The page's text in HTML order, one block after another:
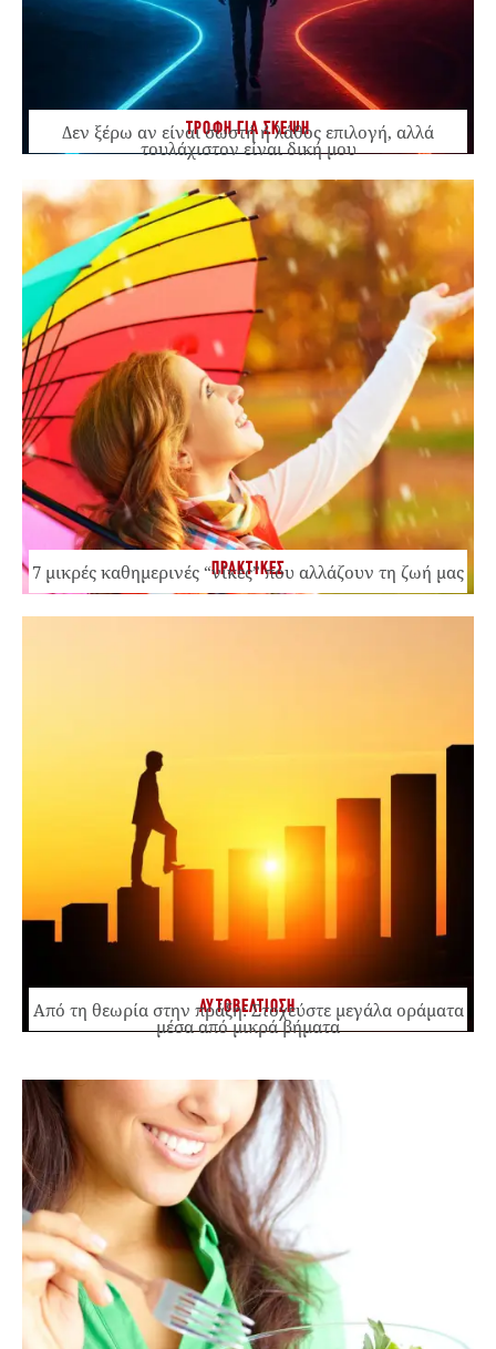
ΤΡΟΦΗ ΓΙΑ ΣΚΕΨΗ
Δεν ξέρω αν είναι σωστή ή λάθος επιλογή, αλλά
τουλάχιστον είναι δική μου
ΠΡΑΚΤΙΚΕΣ
7 μικρές καθημερινές “νίκες” που αλλάζουν τη ζωή μας
ΑΥΤΟΒΕΛΤΙΩΣΗ
Από τη θεωρία στην πράξη: Στοχεύστε μεγάλα οράματα
μέσα από μικρά βήματα